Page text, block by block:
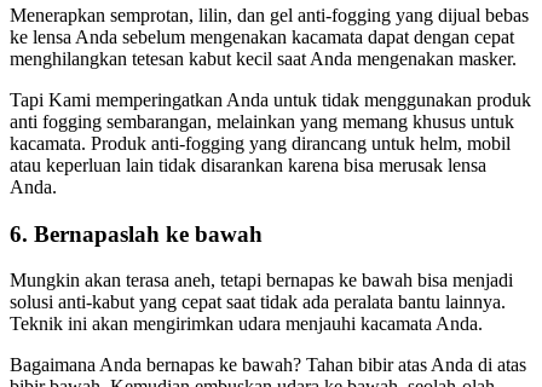
Menerapkan semprotan, lilin, dan gel anti-fogging yang dijual bebas
ke lensa Anda sebelum mengenakan kacamata dapat dengan cepat
menghilangkan tetesan kabut kecil saat Anda mengenakan masker.
Tapi Kami memperingatkan Anda untuk tidak menggunakan produk
anti fogging sembarangan, melainkan yang memang khusus untuk
kacamata. Produk anti-fogging yang dirancang untuk helm, mobil
atau keperluan lain tidak disarankan karena bisa merusak lensa
Anda.
6. Bernapaslah ke bawah
Mungkin akan terasa aneh, tetapi bernapas ke bawah bisa menjadi
solusi anti-kabut yang cepat saat tidak ada peralata bantu lainnya.
Teknik ini akan mengirimkan udara menjauhi kacamata Anda.
Bagaimana Anda bernapas ke bawah? Tahan bibir atas Anda di atas